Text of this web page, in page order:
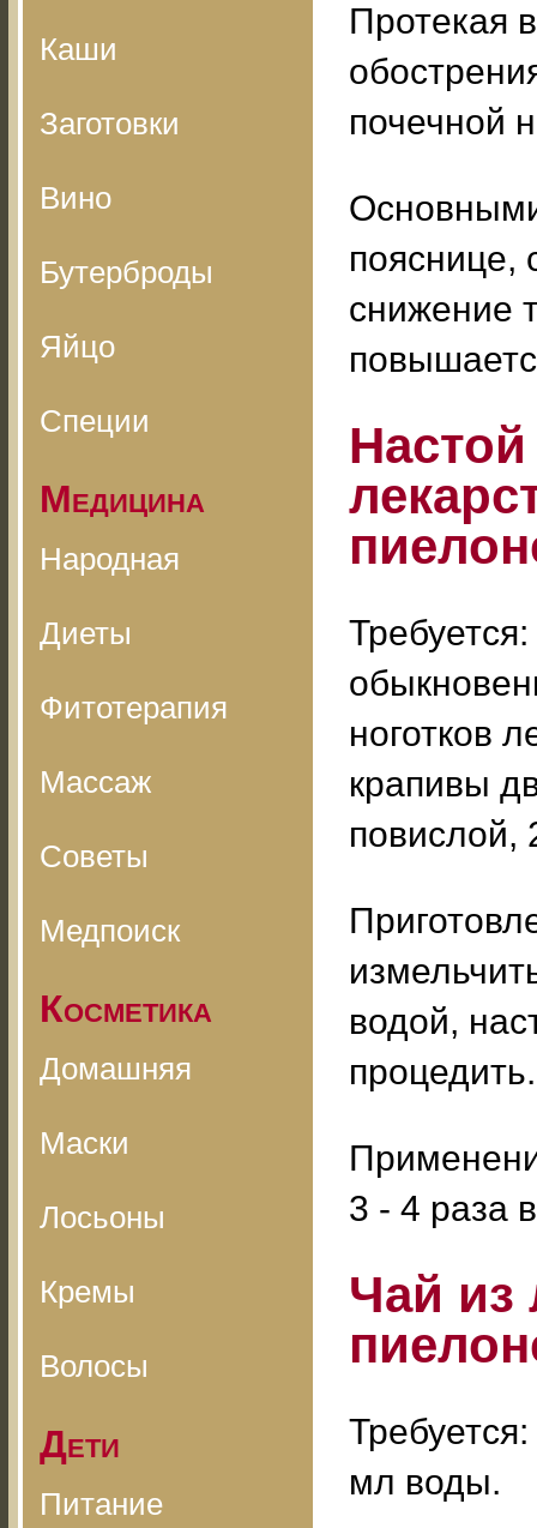
Каши
Заготовки
Вино
Бутерброды
Яйцо
Специи
Медицина
Народная
Диеты
Фитотерапия
Массаж
Советы
Медпоиск
Косметика
Домашняя
Маски
Лосьоны
Кремы
Волосы
Дети
Питание
Протекая
почечной
пояснице,
снижение
ноготков
крапивы
повислой,
водой,
процедить.
3 - 4 раза
Чай из
мл воды.